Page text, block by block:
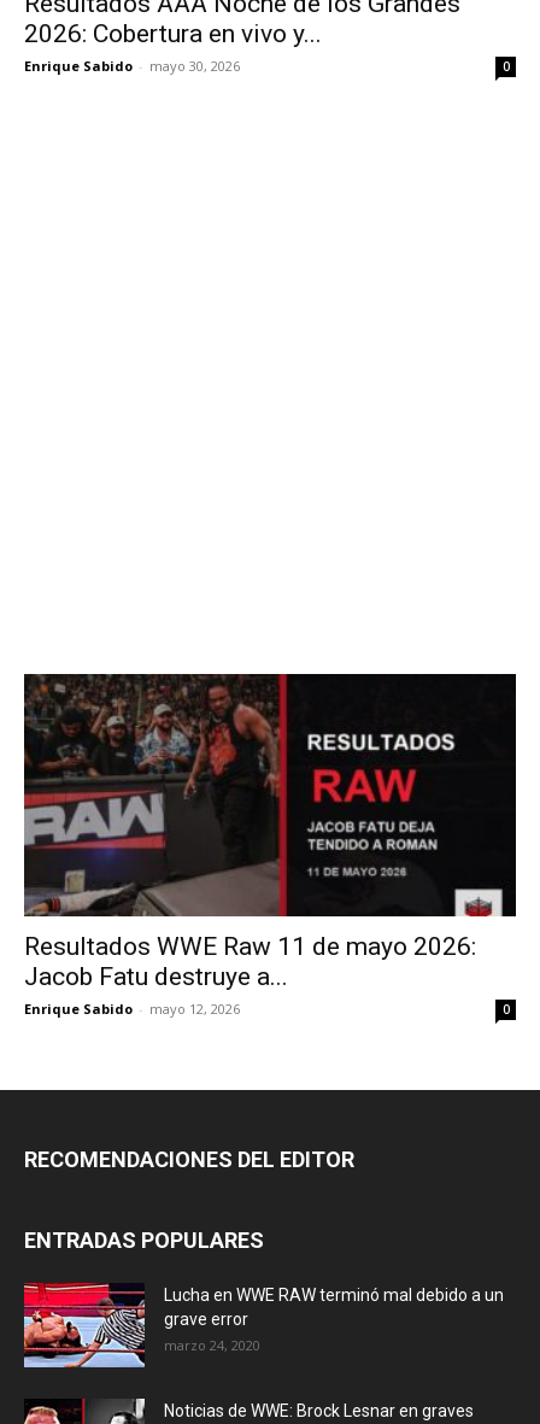
2026: Cobertura en vivo y...
Enrique Sabido - mayo 30, 2026 0
Resultados WWE Raw 11 de mayo 2026:
Jacob Fatu destruye a...
Enrique Sabido - mayo 12, 2026 0
RECOMENDACIONES DEL EDITOR
ENTRADAS POPULARES
Lucha en WWE RAW terminó mal debido a un
grave error
marzo 24, 2020
Noticias de WWE: Brock Lesnar en graves